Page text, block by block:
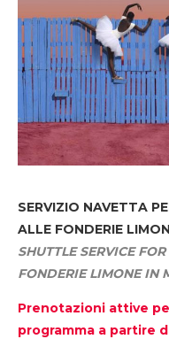
SERVIZIO NAVETTA
ALLE FONDERIE
SHUTTLE SERVICE
FONDERIE LIMONE IN
Prenotazioni attive
programma a partire